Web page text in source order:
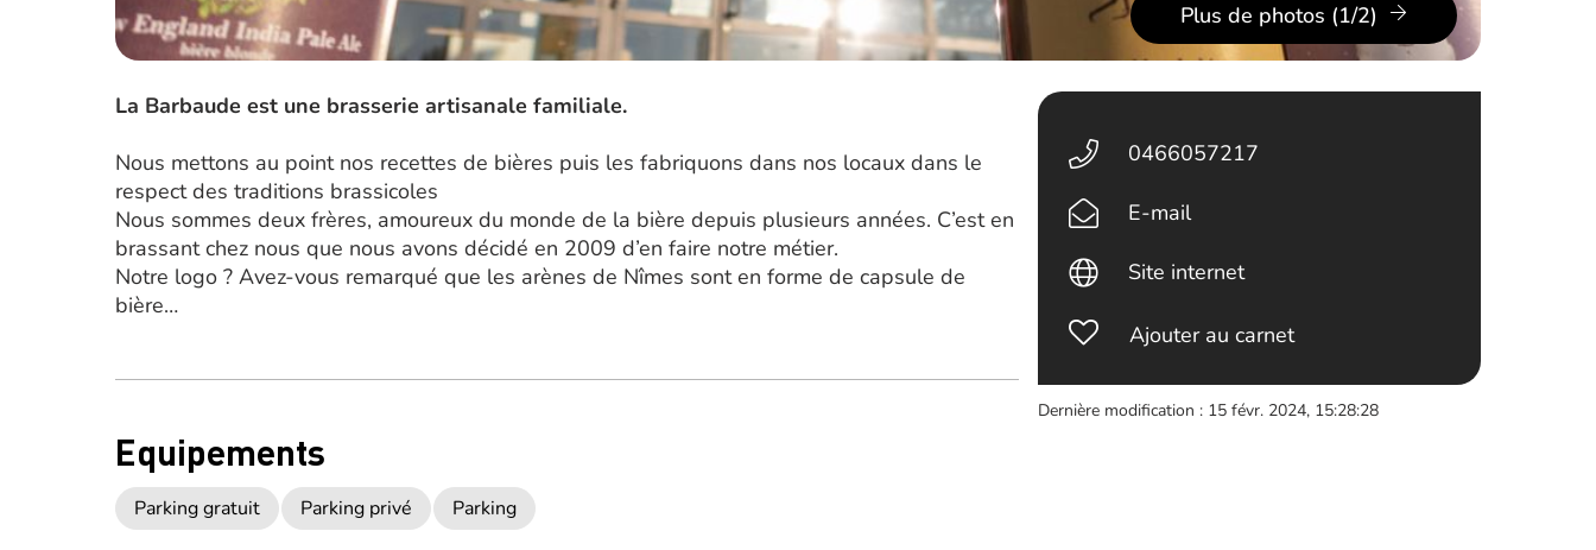
Plus de photos (1/2)
La Barbaude est une brasserie artisanale familiale.
Nous mettons au point nos recettes de bières puis les fabriquons dans nos locaux dans le
respect des traditions brassicoles
Nous sommes deux frères, amoureux du monde de la bière depuis plusieurs années. C’est en
brassant chez nous que nous avons décidé en 2009 d’en faire notre métier.
Notre logo ? Avez-vous remarqué que les arènes de Nîmes sont en forme de capsule de
bière…
Equipements
Parking gratuit Parking privé Parking
0466057217
E-mail
Site internet
Ajouter au carnet
Dernière modification : 15 févr. 2024, 15:28:28